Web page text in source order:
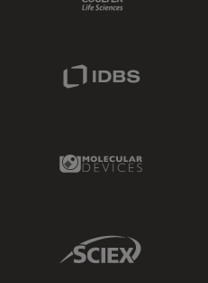
Molecular
Sciex Link